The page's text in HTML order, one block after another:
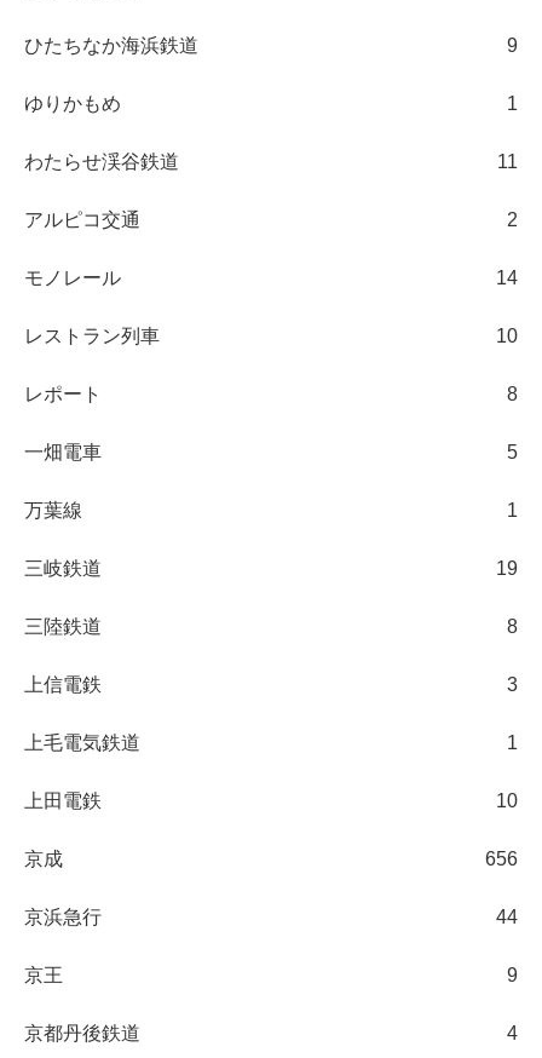
ひたちなか海浜鉄道 9
ゆりかもめ 1
わたらせ渓谷鉄道 11
アルピコ交通 2
モノレール 14
レストラン列車 10
レポート 8
一畑電車 5
万葉線 1
三岐鉄道 19
三陸鉄道 8
上信電鉄 3
上毛電気鉄道 1
上田電鉄 10
京成 656
京浜急行 44
京王 9
京都丹後鉄道 4